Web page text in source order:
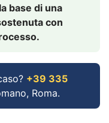
base di una
con
+39 335
Roma.